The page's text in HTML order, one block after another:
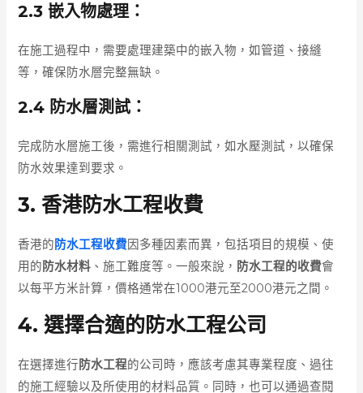
2.3 嵌入物處理：
在施工過程中，需要處理建築中的嵌入物，如管道、接縫
等，確保防水層完整無缺。
2.4 防水層測試：
完成防水層施工後，需進行相關測試，如水壓測試，以確保
防水效果達到要求。
3. 香港防水工程收費
香港的防水工程收費因多種因素而異，包括項目的規模、使
用的防水材料 、施工難度等。一般來說， 防水工程的收費會
以每平方米計算，價格通常在1000港元至2000港元之間。
4. 選擇合適的防水工程公司
在選擇進行防水工程的公司時，應該考慮其專業程度、過往
的施工經驗以及所使用的材料品質。同時，也可以通過查閱